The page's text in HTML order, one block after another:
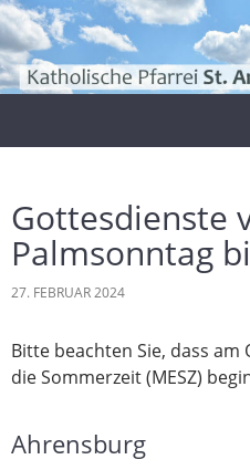
Zum
Inhalt
springen
Gottesdienste
Palmsonntag
27. FEBRUAR 2024
Bitte beachten Sie, dass am
die Sommerzeit (MESZ)
Ahrensburg